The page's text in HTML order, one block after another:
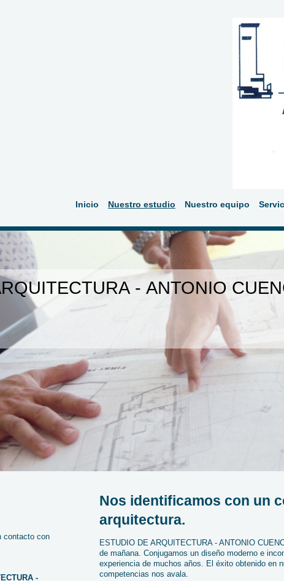
Inicio Nuestro estudio Nuestro equipo
- ANTONIO
Nos identificamos con un
arquitectura.
ESTUDIO DE ARQUITECTURA - ANTONIO
de mañana. Conjugamos un diseño moderno e
experiencia de muchos años. El éxito obtenido en
competencias nos avala.
contacto con
-